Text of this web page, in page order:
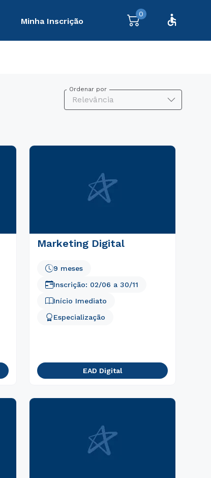
Minha Inscrição
0
Ordenar por
Relevância
Marketing Digital
9 meses
Início Imediato
Especialização
Inscrição: 02/06 a 30/11
EAD Digital